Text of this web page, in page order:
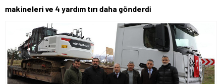
makineleri ve 4 yardım tırı daha gönderdi